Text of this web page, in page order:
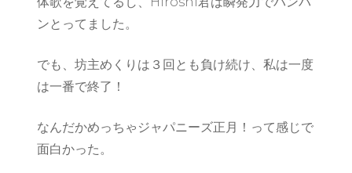
ンとってました。
でも、坊主めくりは３回とも負け続け、私は一度
は一番で終了！
なんだかめっちゃジャパニーズ正月！って感じで
面白かった。